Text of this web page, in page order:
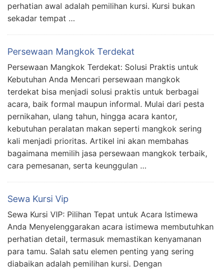
perhatian awal adalah pemilihan kursi. Kursi bukan
sekadar tempat …
Persewaan Mangkok Terdekat
Persewaan Mangkok Terdekat: Solusi Praktis untuk
Kebutuhan Anda Mencari persewaan mangkok
terdekat bisa menjadi solusi praktis untuk berbagai
acara, baik formal maupun informal. Mulai dari pesta
pernikahan, ulang tahun, hingga acara kantor,
kebutuhan peralatan makan seperti mangkok sering
kali menjadi prioritas. Artikel ini akan membahas
bagaimana memilih jasa persewaan mangkok terbaik,
cara pemesanan, serta keunggulan …
Sewa Kursi Vip
Sewa Kursi VIP: Pilihan Tepat untuk Acara Istimewa
Anda Menyelenggarakan acara istimewa membutuhkan
perhatian detail, termasuk memastikan kenyamanan
para tamu. Salah satu elemen penting yang sering
diabaikan adalah pemilihan kursi. Dengan